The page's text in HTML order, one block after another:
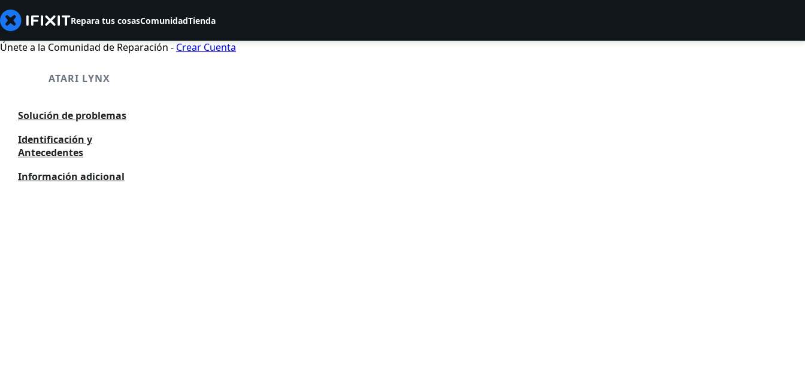
Repara tus cosasComunidadTienda
Únete a la Comunidad de Reparación - Crear Cuenta
ATARI LYNX
Solución de problemas
Identificación y
Antecedentes
Información adicional